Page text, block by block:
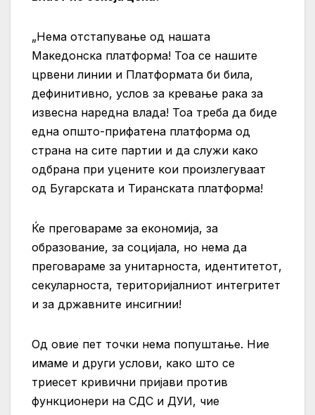
„Нема отстапување од нашата
Македонска платформа! Тоа се нашите
црвени линии и Платформата би била,
дефинитивно, услов за кревање рака за
извесна наредна влада! Тоа треба да биде
една општо-прифатена платформа од
страна на сите партии и да служи како
одбрана при уцените кои произлегуваат
од Бугарската и Тиранската платформа!
Ќе преговараме за економија, за
образование, за социјала, но нема да
преговараме за унитарноста, идентитетот,
секуларноста, територијалниот интегритет
и за државните инсигнии!
Од овие пет точки нема попуштање. Ние
имаме и други услови, како што се
триесет кривични пријави против
функционери на СДС и ДУИ, чие